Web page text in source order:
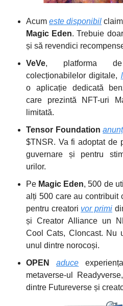
Acum este disponibil
Magic Eden. Trebuie
și să revendici
VeVe, platforma de
colecționabilelor digitale,
o aplicație dedicată
care prezintă NFT-uri
limitată.
Tensor Foundation
$TNSR. Va fi adoptat de
guvernare și pentru
urilor.
Pe Magic Eden, 500 de
alți 500 care au contribuit
pentru creatori vor primi
și Creator Alliance un
Cool Cats, Cloncast. Nu
unul dintre norocoși.
OPENaduce
metaverse-ul
dintre Futureverse și